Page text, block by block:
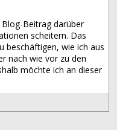
Beitrag darüber
scheitern. Das
beschäftigen, wie ich aus
nach wie vor zu den
möchte ich an dieser